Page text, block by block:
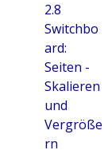
2.8
Switchbo
ard:
Seiten -
Skalieren
und
Vergröße
rn